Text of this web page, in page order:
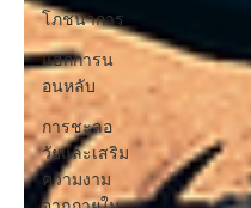
โภชนาการ
แฮกการน
อนหลับ
การชะลอ
วัยและเสริม
ความงาม